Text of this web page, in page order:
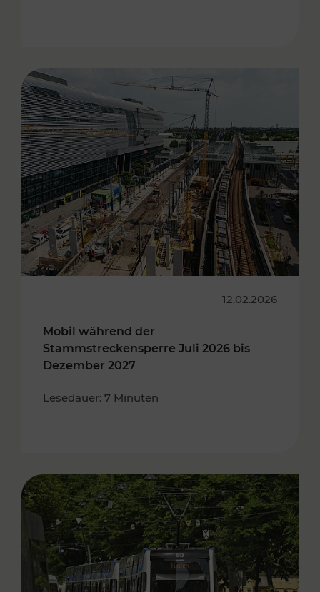
12.02.2026
Mobil während der
Stammstreckensperre Juli 2026 bis
Dezember 2027
Lesedauer: 7 Minuten